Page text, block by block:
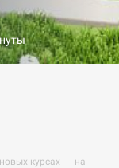
курсах — на